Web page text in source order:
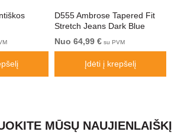
D555 Ambrose Tapered Fit
Stretch Jeans Dark Blue
Nuo 64,99 € su PVM
Įdėti į krepšelį
MŪSŲ NAUJIENLAIŠKĮ